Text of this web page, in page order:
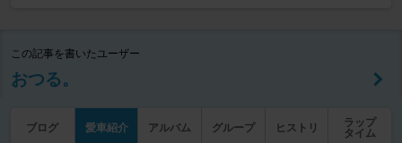
この記事を書いたユーザー
おつる。
ブログ 愛車紹介 アルバム グループ ヒストリ
ラップ
タイム